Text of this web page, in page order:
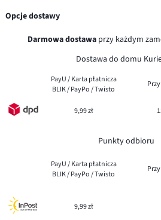
Opcje dostawy
Darmowa dostawaprzy każdym
Dostawa do domu
PayU / Karta płatnicza
BLIK / PayPo / Twisto
9,99 zł
Punkty odbioru
PayU / Karta płatnicza
BLIK / PayPo / Twisto
9,99 zł